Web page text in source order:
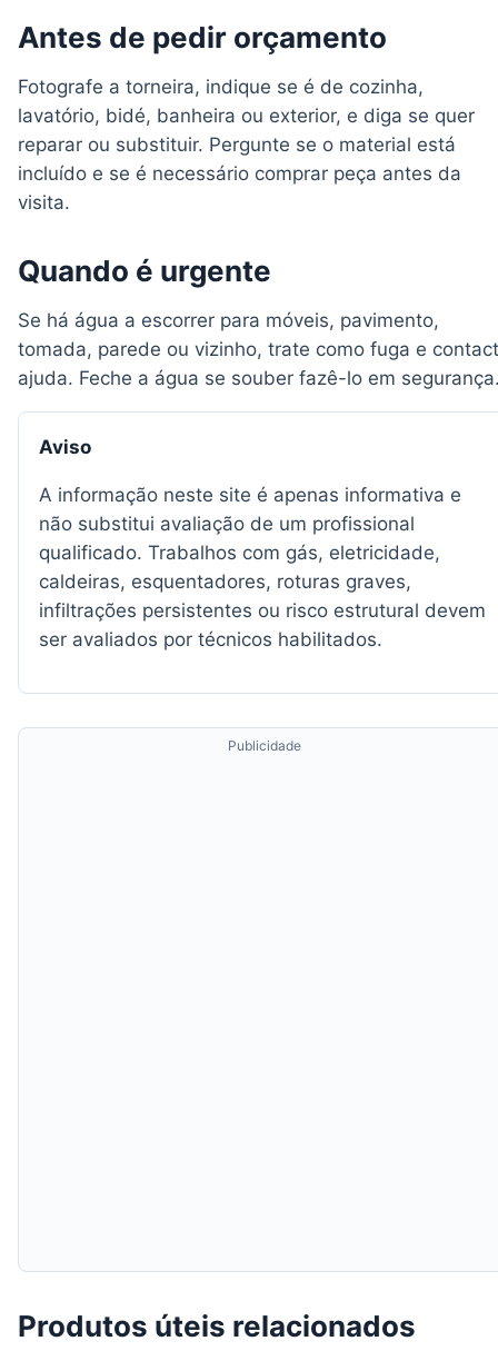
Antes de pedir orçamento
Fotografe a torneira, indique se é de cozinha,
lavatório, bidé, banheira ou exterior, e diga se quer
reparar ou substituir. Pergunte se o material está
incluído e se é necessário comprar peça antes da
visita.
Quando é urgente
Se há água a escorrer para móveis, pavimento,
tomada, parede ou vizinho, trate como fuga e
ajuda. Feche a água se souber fazê-lo em
Aviso
A informação neste site é apenas informativa e
não substitui avaliação de um profissional
qualificado. Trabalhos com gás, eletricidade,
caldeiras, esquentadores, roturas graves,
infiltrações persistentes ou risco estrutural devem
ser avaliados por técnicos habilitados.
Publicidade
Produtos úteis relacionados